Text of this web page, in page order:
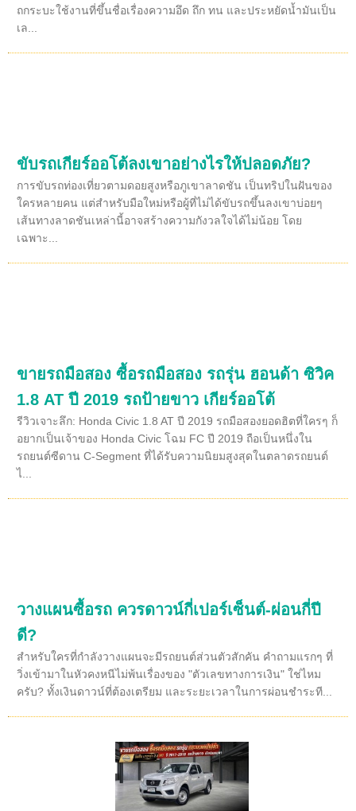
ถกระบะใช้งานที่ขึ้นชื่อเรื่องความอึด ถึก ทน และประหยัดน้ำมันเป็น
เล...
ขับรถเกียร์ออโต้ลงเขาอย่างไรให้ปลอดภัย?
การขับรถท่องเที่ยวตามดอยสูงหรือภูเขาลาดชัน เป็นทริปในฝันของ
ใครหลายคน แต่สำหรับมือใหม่หรือผู้ที่ไม่ได้ขับรถขึ้นลงเขาบ่อยๆ
เส้นทางลาดชันเหล่านี้อาจสร้างความกังวลใจได้ไม่น้อย โดย
เฉพาะ...
ขายรถมือสอง ซื้อรถมือสอง รถรุ่น ฮอนด้า ซิวิค
1.8 AT ปี 2019 รถป้ายขาว เกียร์ออโต้
รีวิวเจาะลึก: Honda Civic 1.8 AT ปี 2019 รถมือสองยอดฮิตที่ใครๆ ก็
อยากเป็นเจ้าของ Honda Civic โฉม FC ปี 2019 ถือเป็นหนึ่งใน
รถยนต์ซีดาน C-Segment ที่ได้รับความนิยมสูงสุดในตลาดรถยนต์
ไ...
วางแผนซื้อรถ ควรดาวน์กี่เปอร์เซ็นต์-ผ่อนกี่ปี
ดี?
สำหรับใครที่กำลังวางแผนจะมีรถยนต์ส่วนตัวสักคัน คำถามแรกๆ ที่
วิ่งเข้ามาในหัวคงหนีไม่พ้นเรื่องของ "ตัวเลขทางการเงิน" ใช่ไหม
ครับ? ทั้งเงินดาวน์ที่ต้องเตรียม และระยะเวลาในการผ่อนชำระที...